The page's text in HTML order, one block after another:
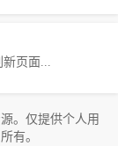
页面...
。仅提供个人用
有。